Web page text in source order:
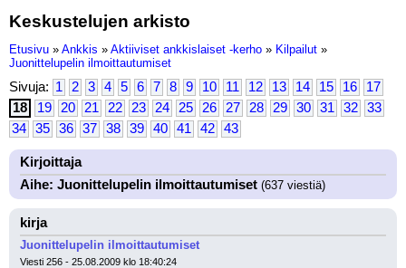
Keskustelujen arkisto
Etusivu » Ankkis » Aktiiviset ankkislaiset -kerho » Kilpailut »
Juonittelupelin ilmoittautumiset
Sivuja: 1 2 3 4 5 6 7 8 9 10 11 12 13 14 15 16
17
18
19 20 21 22 23 24 25 26 27 28 29 30 31 32
33
34
35 36 37 38 39 40 41 42 43
Kirjoittaja
Aihe: Juonittelupelin ilmoittautumiset (637 viestiä)
kirja
Juonittelupelin ilmoittautumiset
Viesti 256 - 25.08.2009 klo 18:40:24